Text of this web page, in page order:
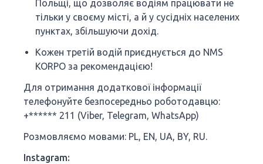
Польщі, що дозволяє водіям працювати не
тільки у своєму місті, а й у сусідніх населених
пунктах, збільшуючи дохід.
Кожен третій водій приєднується до NMS
KORPO за рекомендацією!
Для отримання додаткової інформації
телефонуйте безпосередньо роботодавцю:
+****** 211 (Viber, Telegram, WhatsApp)
Розмовляємо мовами: PL, EN, UA, BY, RU.
Instagram: